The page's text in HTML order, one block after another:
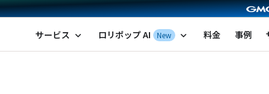
！レンタルサーバー by GMOペパボ
サービス expand_more ロリポップ AI New expand_more 料金 事例